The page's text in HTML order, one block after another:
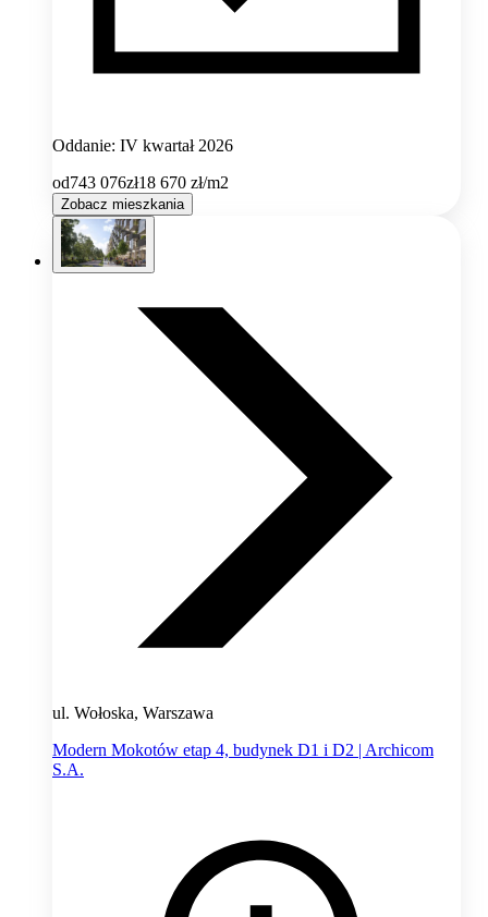
Oddanie: IV kwartał 2026
od743 076zł18 670 zł/m2
Zobacz mieszkania
ul. Wołoska, Warszawa
Modern Mokotów etap 4, budynek D1 i D2 | Archicom
S.A.